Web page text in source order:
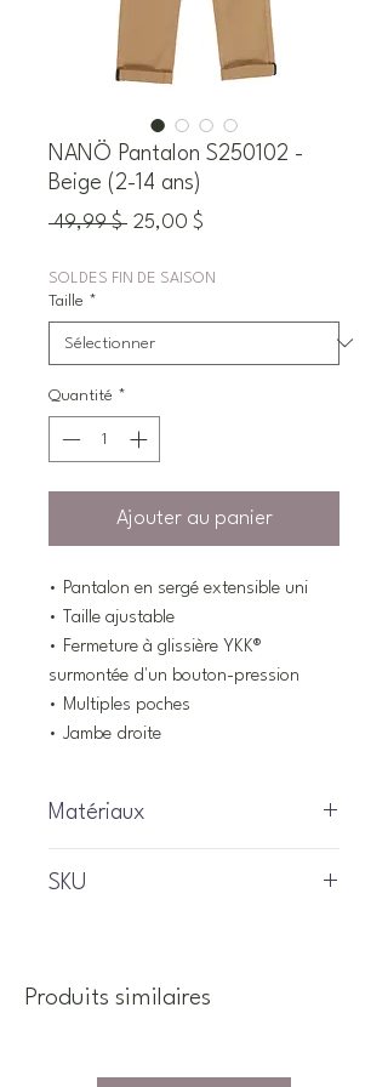
NANÖ Pantalon S250102 -
Beige (2-14 ans)
49,99 $ Prix
25,00 $
SOLDES FIN DE SAISON
Taille *
Quantité *
Ajouter au panier
• Pantalon en sergé extensible uni
• Taille ajustable
• Fermeture à glissière YKK®
surmontée d'un bouton-pression
• Multiples poches
• Jambe droite
Matériaux
SKU
Produits similaires